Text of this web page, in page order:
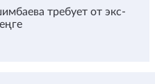
требует от экс-